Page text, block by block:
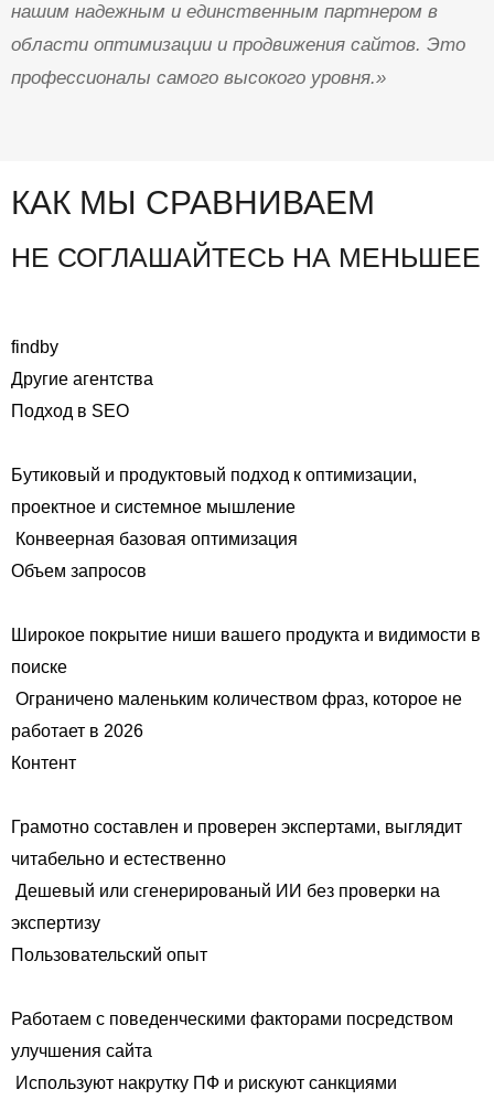
нашим надежным и единственным партнером в
области оптимизации и продвижения сайтов. Это
профессионалы самого высокого уровня.»
КАК МЫ СРАВНИВАЕМ
НЕ СОГЛАШАЙТЕСЬ НА МЕНЬШЕЕ
findby
Другие агентства
Подход в SEO
Бутиковый и продуктовый подход к оптимизации,
проектное и системное мышление
Конвеерная базовая оптимизация
Объем запросов
Широкое покрытие ниши вашего продукта и видимости в
поиске
Ограничено маленьким количеством фраз, которое не
работает в 2026
Контент
Грамотно составлен и проверен экспертами, выглядит
читабельно и естественно
Дешевый или сгенерированый ИИ без проверки на
экспертизу
Пользовательский опыт
Работаем с поведенческими факторами посредством
улучшения сайта
Используют накрутку ПФ и рискуют санкциями